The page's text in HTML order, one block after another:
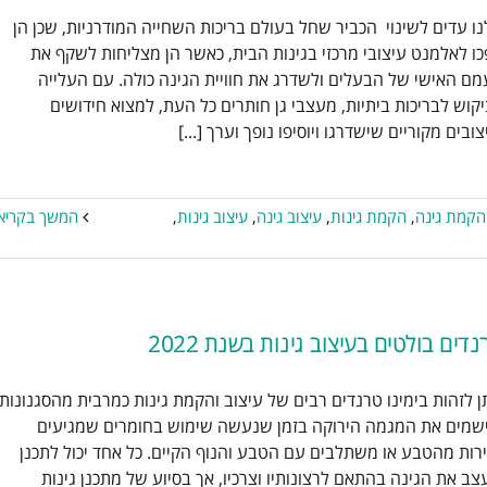
מודרניות: עיצובים חדשניים
ומרהיבים
בריכות שחיה בריכת שחיה ביתית הקמת
גינה
הקמת גינות עיצוב גינה
עיצוב גינות
תאורת גינה
עדים לשינוי הכביר שחל בעולם בריכות השחייה המודרניות, שכן הן
לאלמנט עיצובי מרכזי בגינות הבית, כאשר הן מצליחות לשקף את
האישי של הבעלים ולשדרג את חוויית הגינה כולה. עם העלייה
לבריכות ביתיות, מעצבי גן חותרים כל העת, למצוא חידושים
מקוריים שישדרגו ויוסיפו נופך וערך [...]
הקמת גינה, הקמת גינות, עיצוב גינה, עיצוב גינות,
המשך
בולטים בעיצוב גינות בשנת
2022
בטון בריכות נוי בריכות שחיה בריכת
בולטים בעיצוב גינות בשנת 2022
לזהות בימינו טרנדים רבים של עיצוב והקמת גינות כמרבית מהסגנונות
את המגמה הירוקה בזמן שנעשה שימוש בחומרים שמגיעים
מהטבע או משתלבים עם הטבע והנוף הקיים. כל אחד יכול לתכנן
את הגינה בהתאם לרצונותיו וצרכיו, אך בסיוע של מתכנן גינות